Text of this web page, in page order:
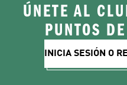
ÚNETE AL
PUNTOS
INICIA SESIÓN O